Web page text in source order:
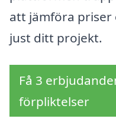
att jämföra
just ditt projekt.
Få 3
förpliktelser